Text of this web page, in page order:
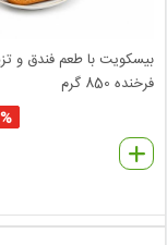
بیسکویت با طعم فندق و
فرخنده 850 گرم